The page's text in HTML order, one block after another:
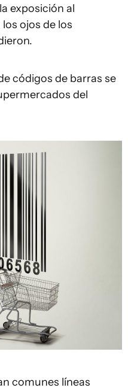
exposición al
ojos de los
códigos de barras se
del
comunes líneas